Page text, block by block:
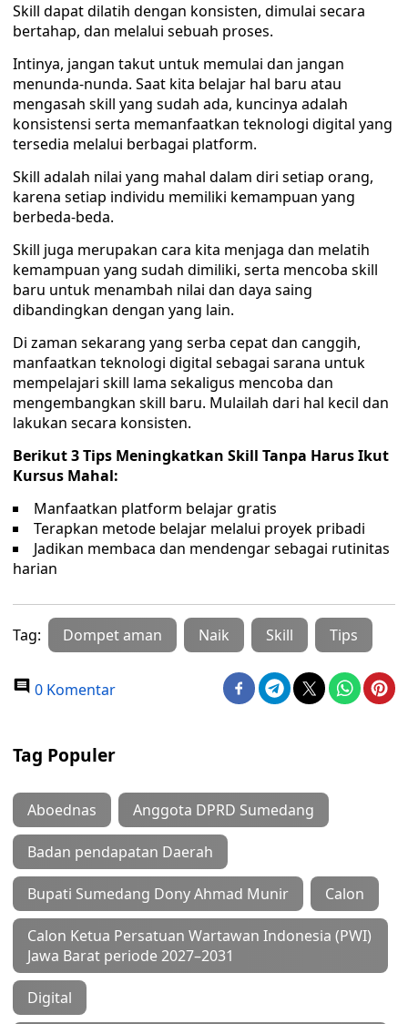
Skill dapat dilatih dengan konsisten, dimulai secara
bertahap, dan melalui sebuah proses.
Intinya, jangan takut untuk memulai dan jangan
menunda-nunda. Saat kita belajar hal baru atau
mengasah skill yang sudah ada, kuncinya adalah
konsistensi serta memanfaatkan teknologi digital yang
tersedia melalui berbagai platform.
Skill adalah nilai yang mahal dalam diri setiap orang,
karena setiap individu memiliki kemampuan yang
berbeda-beda.
Skill juga merupakan cara kita menjaga dan melatih
kemampuan yang sudah dimiliki, serta mencoba skill
baru untuk menambah nilai dan daya saing
dibandingkan dengan yang lain.
Di zaman sekarang yang serba cepat dan canggih,
manfaatkan teknologi digital sebagai sarana untuk
mempelajari skill lama sekaligus mencoba dan
mengembangkan skill baru. Mulailah dari hal kecil dan
lakukan secara konsisten.
Berikut 3 Tips Meningkatkan Skill Tanpa Harus Ikut
Kursus Mahal:
Manfaatkan platform belajar gratis
Terapkan metode belajar melalui proyek pribadi
Jadikan membaca dan mendengar sebagai rutinitas
harian
Tag: Dompet aman Naik Skill Tips
0 Komentar
Tag Populer
Aboednas Anggota DPRD Sumedang
Badan pendapatan Daerah
Bupati Sumedang Dony Ahmad Munir Calon
Calon Ketua Persatuan Wartawan Indonesia (PWI)
Jawa Barat periode 2027–2031
Digital